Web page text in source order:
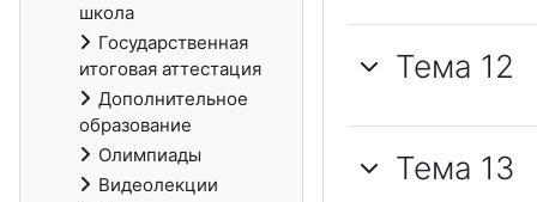
Тема 12
Тема 13
школа
Государственная
итоговая аттестация
Дополнительное
образование
Олимпиады
Видеолекции